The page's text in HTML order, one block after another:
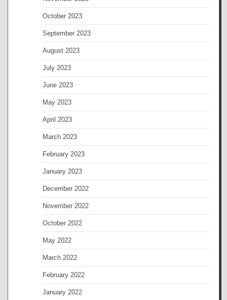
October 2023
September 2023
August 2023
July 2023
June 2023
May 2023
April 2023
March 2023
February 2023
January 2023
December 2022
November 2022
October 2022
May 2022
March 2022
February 2022
January 2022